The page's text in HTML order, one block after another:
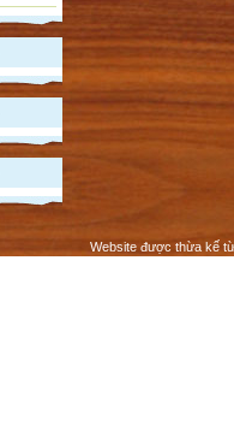
Website được thừa kế